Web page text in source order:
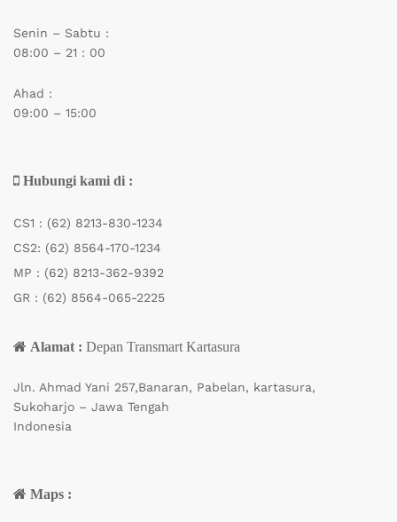
Senin – Sabtu :
08:00 – 21 : 00
Ahad :
09:00 – 15:00
Hubungi kami di :
CS1 : (62) 8213-830-1234
CS2: (62) 8564-170-1234
MP : (62) 8213-362-9392
GR : (62) 8564-065-2225
Alamat : Depan Transmart Kartasura
Jln. Ahmad Yani 257,Banaran, Pabelan, kartasura,
Sukoharjo – Jawa Tengah
Indonesia
Maps :